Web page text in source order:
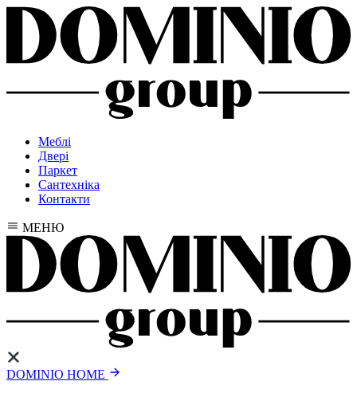
Меблі
Двері
Паркет
Сантехніка
Контакти
МЕНЮ
DOMINIO HOME